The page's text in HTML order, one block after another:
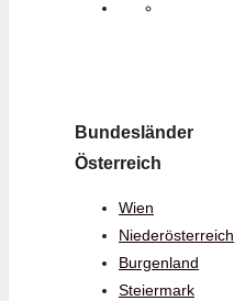
Bundesländer
Österreich
Wien
Niederösterreich
Burgenland
Steiermark